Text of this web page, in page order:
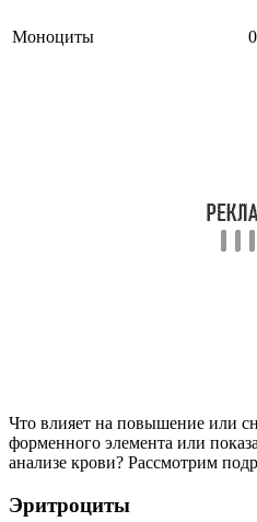
Моноциты
Что влияет на повышение или
форменного элемента или
анализе крови? Рассмотрим
Эритроциты